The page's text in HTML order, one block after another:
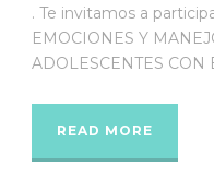
. Te invitamos a
EMOCIONES Y
ADOLESCENTES CON
READ MORE